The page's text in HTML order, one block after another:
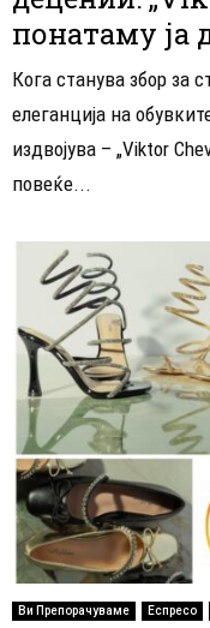
понатаму ја
Кога станува збор за
елеганција на
издвојува – „Viktor
повеќе...
Ви Препорачуваме Еспресо